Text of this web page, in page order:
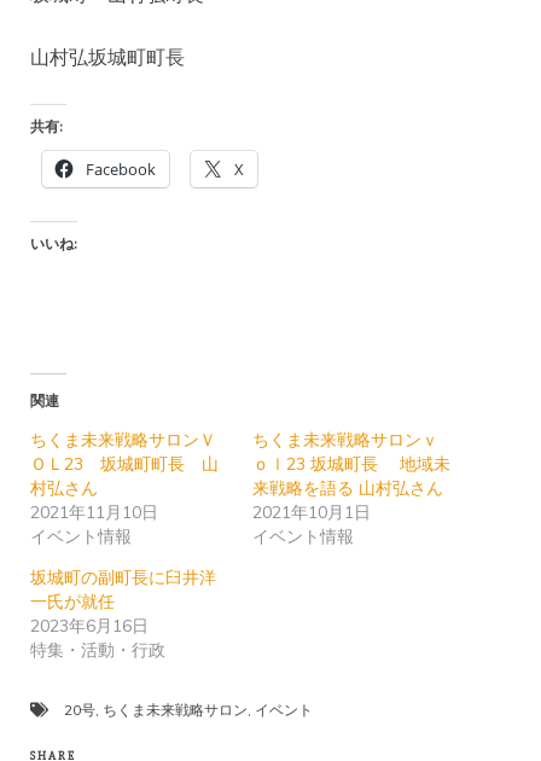
山村弘坂城町町長
共有:
Facebook X
いいね:
関連
ちくま未来戦略サロンＶ
ＯＬ23 坂城町町長 山
村弘さん
2021年11月10日
イベント情報
ちくま未来戦略サロンｖ
ｏｌ23 坂城町長 地域未
来戦略を語る 山村弘さん
2021年10月1日
イベント情報
坂城町の副町長に臼井洋
一氏が就任
2023年6月16日
特集・活動・行政
20号, ちくま未来戦略サロン, イベント
SHARE